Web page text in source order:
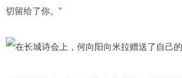
切留给了你。”